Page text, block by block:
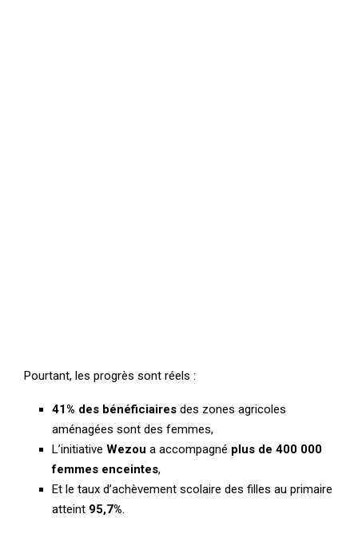
Pourtant, les progrès sont réels :
41% des bénéficiaires des zones agricoles
aménagées sont des femmes,
L’initiative Wezou a accompagné plus de 400 000
femmes enceintes,
Et le taux d’achèvement scolaire des filles au primaire
atteint 95,7%